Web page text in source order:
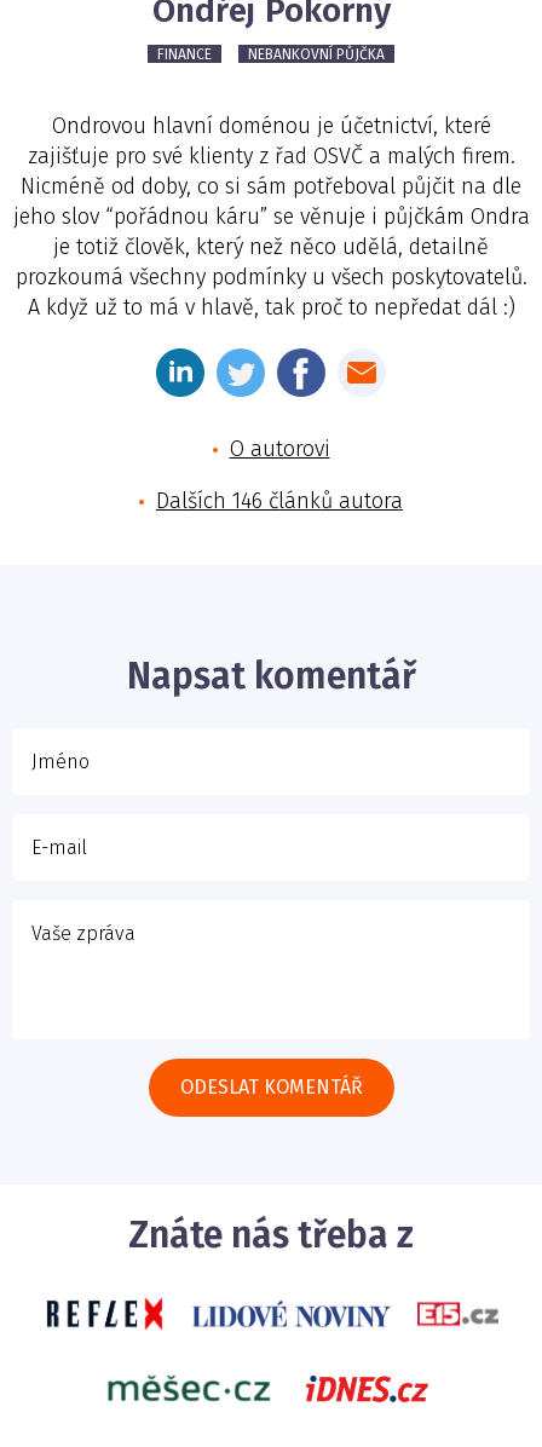
Ondřej Pokorný
FINANCE NEBANKOVNÍ PŮJČKA
Ondrovou hlavní doménou je účetnictví, které
zajišťuje pro své klienty z řad OSVČ a malých firem.
Nicméně od doby, co si sám potřeboval půjčit na dle
jeho slov “pořádnou káru” se věnuje i půjčkám Ondra
je totiž člověk, který než něco udělá, detailně
prozkoumá všechny podmínky u všech poskytovatelů.
A když už to má v hlavě, tak proč to nepředat dál :)
O autorovi
Dalších 146 článků autora
Napsat komentář
Znáte nás třeba z